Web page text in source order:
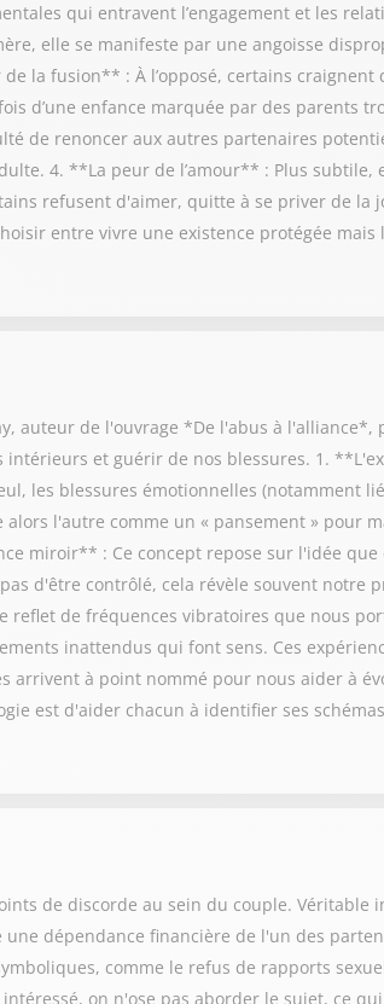
qui entravent l’engagement et les
elle se manifeste par une angoisse
la fusion** : À l’opposé, certains
d’une enfance marquée par des parents
de renoncer aux autres partenaires
4. **La peur de l’amour** : Plus
refusent d'aimer, quitte à se priver de
entre vivre une existence protégée mais
auteur de l'ouvrage *De l'abus à
et guérir de nos blessures. 1.
les blessures émotionnelles (notamment
l'autre comme un « pansement » pour
miroir** : Ce concept repose sur l'idée
d'être contrôlé, cela révèle souvent notre
reflet de fréquences vibratoires que nous
inattendus qui font sens. Ces
arrivent à point nommé pour nous aider à
est d'aider chacun à identifier ses
de discorde au sein du couple.
dépendance financière de l'un des
comme le refus de rapports
on n'ose pas aborder le sujet, ce